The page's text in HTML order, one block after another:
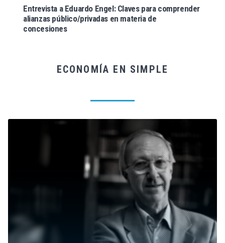
Entrevista a Eduardo Engel: Claves para comprender
alianzas público/privadas en materia de
concesiones
ECONOMÍA EN SIMPLE